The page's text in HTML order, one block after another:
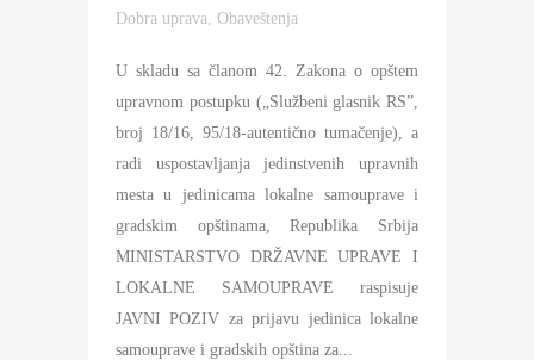
Dobra uprava Obaveštenja
U skladu sa članom 42. Zakona o opštem
upravnom postupku („Službeni glasnik RS”,
broj 18/16, 95/18-autentično tumačenje), a
radi uspostavljanja jedinstvenih upravnih
mesta u jedinicama lokalne samouprave i
gradskim opštinama, Republika Srbija
MINISTARSTVO DRŽAVNE UPRAVE I
LOKALNE SAMOUPRAVE raspisuje
JAVNI POZIV za prijavu jedinica lokalne
samouprave i gradskih opština za...